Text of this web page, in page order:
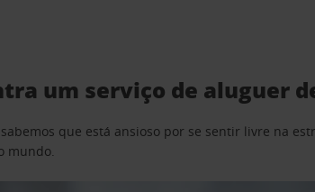
um serviço de aluguer
que está ansioso por se sentir livre na
mundo.